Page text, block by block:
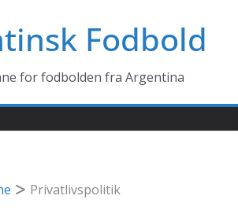
Fodbold
for fodbolden fra Argentina
Privatlivspolitik